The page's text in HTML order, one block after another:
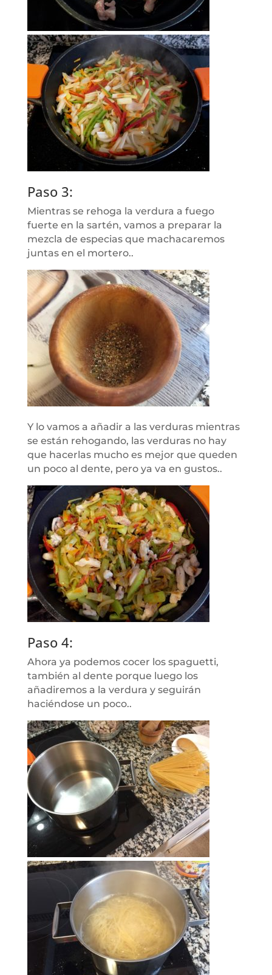
Paso 3:
Mientras se rehoga la verdura a fuego
fuerte en la sartén, vamos a preparar la
mezcla de especias que machacaremos
juntas en el mortero..
Y lo vamos a añadir a las verduras mientras
se están rehogando, las verduras no hay
que hacerlas mucho es mejor que queden
un poco al dente, pero ya va en gustos..
Paso 4:
Ahora ya podemos cocer los spaguetti,
también al dente porque luego los
añadiremos a la verdura y seguirán
haciéndose un poco..